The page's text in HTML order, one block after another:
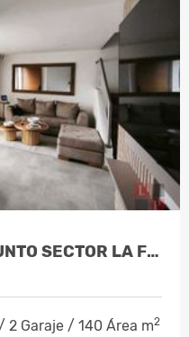
VENTA CASA EN CONJUNTO SECTOR LA FLORID…
Garaje / 140 Área m2